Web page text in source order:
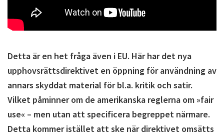
Detta är en het fråga även i EU. Här har det nya
upphovsrättsdirektivet en öppning för användning av
annars skyddat material för bl.a. kritik och satir.
Vilket påminner om de amerikanska reglerna om »fair
use« – men utan att specificera begreppet närmare.
Detta kommer istället att ske när direktivet omsätts